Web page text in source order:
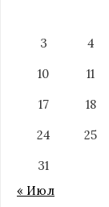
3
4
10
11
17
18
24
25
31
« Июл